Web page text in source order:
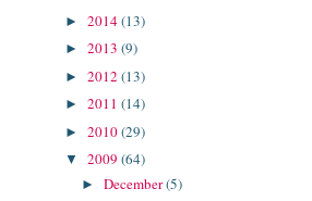
► 2014(13)
► 2013 (9)
► 2012 (13)
► 2011 (14)
► 2010(29)
▼ 2009 (64)
►December(5)